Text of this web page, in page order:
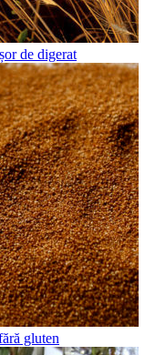
de digerat
gluten